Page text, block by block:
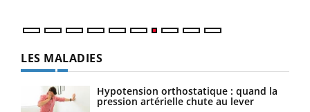
LES MALADIES
Hypotension orthostatique : quand la
pression artérielle chute au lever